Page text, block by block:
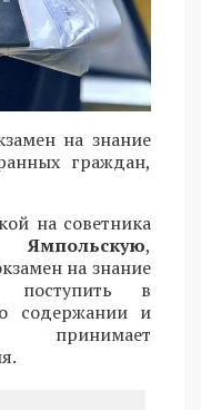
на знание
граждан,
на советника
,
на знание
поступить в
содержании и